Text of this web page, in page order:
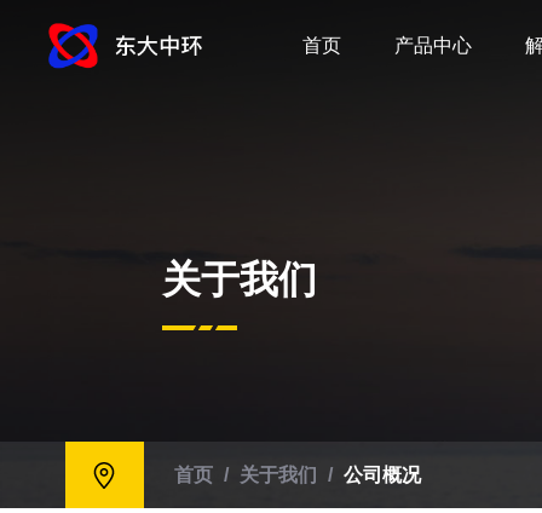
首页 产品中心
关于我们
首页 / 关于我们 / 公司概况